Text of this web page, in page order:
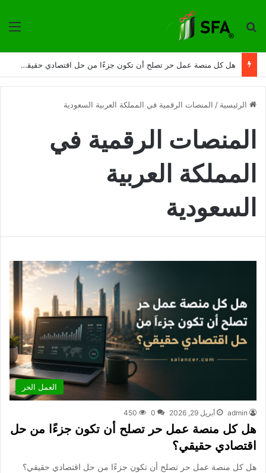
ترتيب حسب
هل كل منصة عمل حر تصلح أن تكون جزءًا من حل اقتصادي حقيقي؟
الرئيسية / المنصات الرقمية في المملكة العربية السعودية
المنصات الرقمية في
المملكة العربية
السعودية
العمل الحر
admin أبريل 29, 2026 0
450
هل كل منصة عمل حر تصلح أن تكون جزءًا من حل
اقتصادي حقيقي؟
هل كل منصة عمل حر تصلح أن تكون جزءًا من حل اقتصادي حقيقي؟